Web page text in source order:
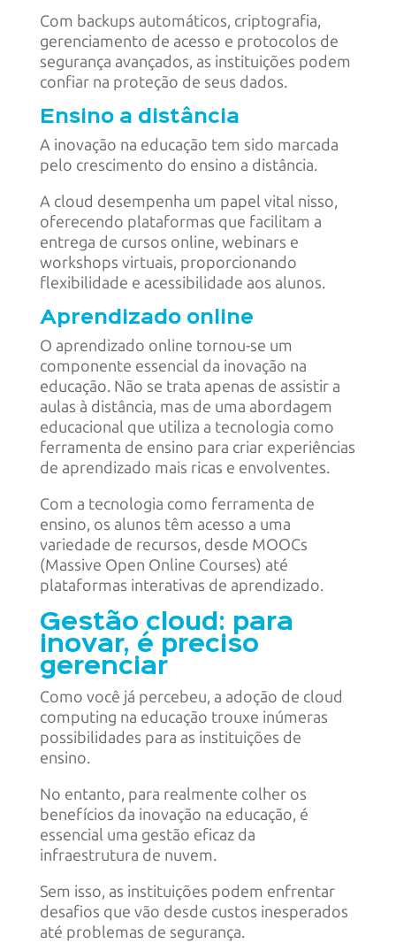
Com backups automáticos, criptografia,
gerenciamento de acesso e protocolos de
segurança avançados, as instituições podem
confiar na proteção de seus dados.
Ensino a distância
A inovação na educação tem sido marcada
pelo crescimento do ensino a distância.
A cloud desempenha um papel vital nisso,
oferecendo plataformas que facilitam a
entrega de cursos online, webinars e
workshops virtuais, proporcionando
flexibilidade e acessibilidade aos alunos.
Aprendizado online
O aprendizado online tornou-se um
componente essencial da inovação na
educação. Não se trata apenas de assistir a
aulas à distância, mas de uma abordagem
educacional que utiliza a tecnologia como
ferramenta de ensino para criar experiências
de aprendizado mais ricas e envolventes.
Com a tecnologia como ferramenta de
ensino, os alunos têm acesso a uma
variedade de recursos, desde MOOCs
(Massive Open Online Courses) até
plataformas interativas de aprendizado.
Gestão cloud: para
inovar, é preciso
gerenciar
Como você já percebeu, a adoção de cloud
computing na educação trouxe inúmeras
possibilidades para as instituições de
ensino.
No entanto, para realmente colher os
benefícios da inovação na educação, é
essencial uma gestão eficaz da
infraestrutura de nuvem.
Sem isso, as instituições podem enfrentar
desafios que vão desde custos inesperados
até problemas de segurança.